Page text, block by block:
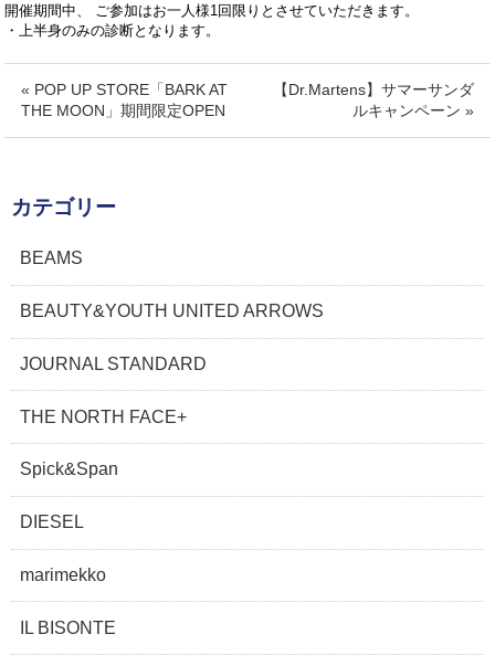
開催期間中、
ご参加はお一人様1回限りとさせていただきます。
・上半身のみの診断となります。
« POP UP STORE「BARK AT
THE MOON」期間限定OPEN
【Dr.Martens】サマーサンダ
ルキャンペーン »
カテゴリー
BEAMS
BEAUTY&YOUTH UNITED ARROWS
JOURNAL STANDARD
THE NORTH FACE+
Spick&Span
DIESEL
marimekko
IL BISONTE